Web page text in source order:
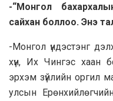
-“Монгол
сайхан боллоо. Энэ
-Монгол үндэстэнг
хүн, Их Чингэс хаан
эрхэм зүйлийн оргил
улсын